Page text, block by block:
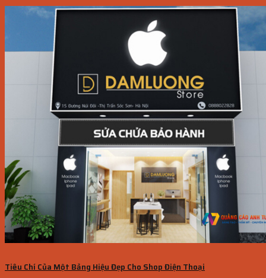
Tiêu Chí Của Một Bảng Hiệu Đẹp Cho Shop Điện Thoại